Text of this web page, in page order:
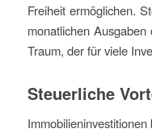
Freiheit ermöglichen.
monatlichen
Traum, der für viele
Steuerliche